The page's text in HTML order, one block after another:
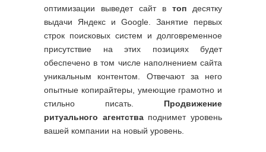
оптимизации выведет сайт в топ десятку
выдачи Яндекс и Google. Занятие первых
строк поисковых систем и долговременное
присутствие на этих позициях будет
обеспечено в том числе наполнением сайта
уникальным контентом. Отвечают за него
опытные копирайтеры, умеющие грамотно и
стильно писать. Продвижение
ритуального агентстваподнимет уровень
вашей компании на новый уровень.